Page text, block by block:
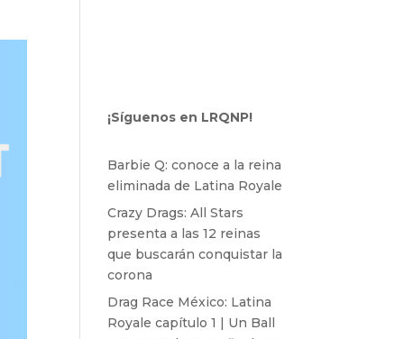
¡Síguenos en LRQNP!
Barbie Q: conoce a la reina
eliminada de Latina Royale
Crazy Drags: All Stars
presenta a las 12 reinas
que buscarán conquistar la
corona
Drag Race México: Latina
Royale capítulo 1 | Un Ball